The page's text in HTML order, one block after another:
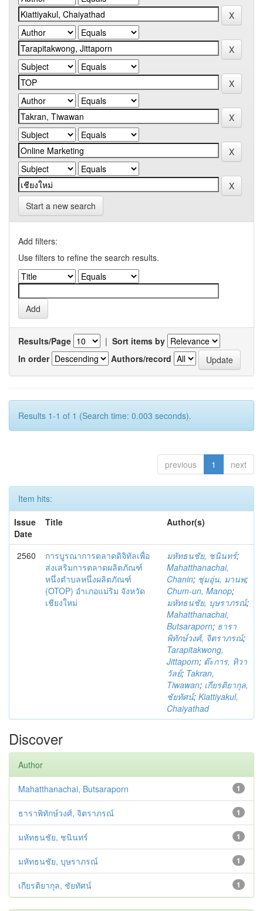
Start a new search
Add filters:
Use filters to refine the search results.
Results/Page | Sort items by
In order
Authors/record
Results 1-1 of 1 (Search time: 0.003 seconds).
previous 1 next
Item hits:
Issue
Date
Title Author(s)
2560
การบูรณาการตลาดดิจิทัลเพื่อ
ส่งเสริมการตลาดผลิตภัณฑ์
หนึ่งตำบลหนึ่งผลิตภัณฑ์
(OTOP) อำเภอแม่ริม จังหวัด
เชียงใหม่
มหัทธนชัย, ชนินทร์;
Mahatthanachai,
Chanin; ชุ่มอุ่น, มานพ;
Chum-un, Manop;
มหัทธนชัย, บุษราภรณ์;
Mahatthanachai,
Butsaraporn; ธารา
พิทักษ์วงศ์, จิตราภรณ์;
Tarapitakwong,
Jittaporn; ต๊ะการ, ทิวา
วัลย์; Takran,
Tiwawan; เกียรติยากุล,
ชัยทัศน์; Kiattiyakul,
Chaiyathad
Discover
Author
1
Mahatthanachai, Butsaraporn
1
ธาราพิทักษ์วงศ์, จิตราภรณ์
1
มหัทธนชัย, ชนินทร์
1
มหัทธนชัย, บุษราภรณ์
1
เกียรติยากุล, ชัยทัศน์